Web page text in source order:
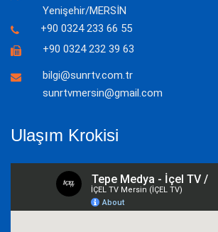
Yenişehir/MERSİN
+90 0324 233 66 55
+90 0324 232 39 63
bilgi@sunrtv.com.tr
sunrtvmersin@gmail.com
Ulaşım Krokisi